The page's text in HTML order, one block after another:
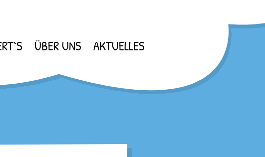
ÜBER UNS AKTUELLES